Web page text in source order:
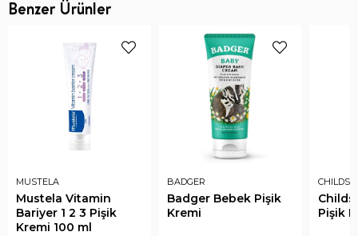
Benzer Ürünler
MUSTELA
Mustela Vitamin
Bariyer 1 2 3 Pişik
Kremi 100 ml
BADGER
Badger Bebek Pişik
Kremi
CHILDS
Childs
Pişik